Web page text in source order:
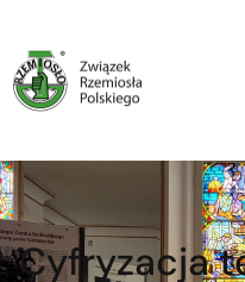
Cyfryzacja